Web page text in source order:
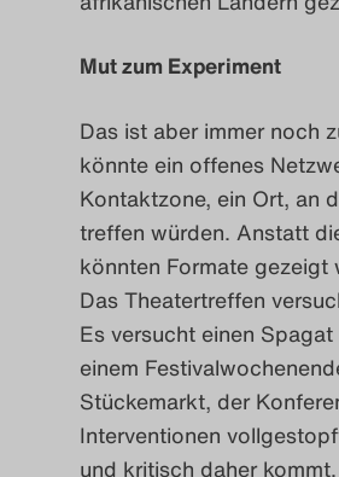
Mut zum Experiment
Das ist aber immer noch
könnte ein offenes
Kontaktzone, ein Ort, an
treffen würden. Anstatt
könnten Formate gezeigt
Das Theatertreffen
Es versucht einen
einem
Stückemarkt, der
Interventionen
und kritisch daher